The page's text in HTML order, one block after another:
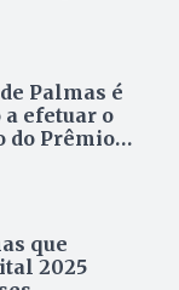
Palmas é
a efetuar o
do Prêmio
que
2025